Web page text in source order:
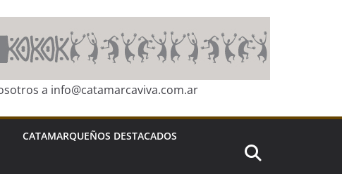
a info@catamarcaviva.com.ar
CATAMARQUEÑOS DESTACADOS